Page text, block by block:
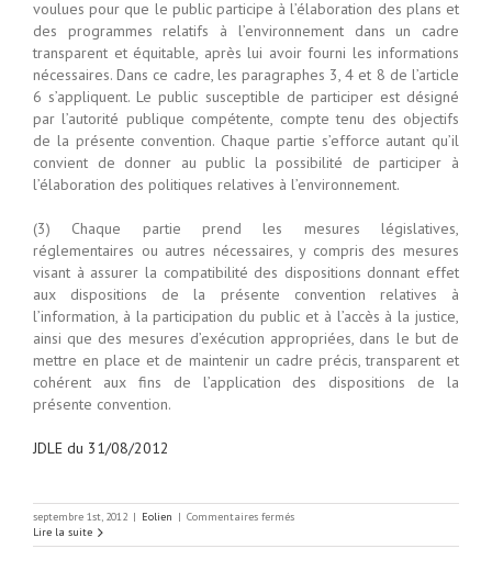
voulues pour que le public participe à l’élaboration des plans et
des programmes relatifs à l’environnement dans un cadre
transparent et équitable, après lui avoir fourni les informations
nécessaires. Dans ce cadre, les paragraphes 3, 4 et 8 de l’article
6 s’appliquent. Le public susceptible de participer est désigné
par l’autorité publique compétente, compte tenu des objectifs
de la présente convention. Chaque partie s’efforce autant qu’il
convient de donner au public la possibilité de participer à
l’élaboration des politiques relatives à l’environnement.
(3) Chaque partie prend les mesures législatives,
réglementaires ou autres nécessaires, y compris des mesures
visant à assurer la compatibilité des dispositions donnant effet
aux dispositions de la présente convention relatives à
l’information, à la participation du public et à l’accès à la justice,
ainsi que des mesures d’exécution appropriées, dans le but de
mettre en place et de maintenir un cadre précis, transparent et
cohérent aux fins de l’application des dispositions de la
présente convention.
JDLE du 31/08/2012
septembre 1st, 2012 | Eolien | Commentaires ferméssur
épingle
Lire la suite